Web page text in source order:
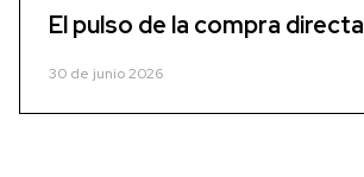
El pulso de la compra directa
30 de junio 2026